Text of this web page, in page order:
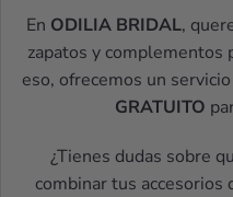
En ODILIA BRIDAL,
zapatos y complementos
eso, ofrecemos un
GRATUITO
¿Tienes dudas sobre
combinar tus accesorios